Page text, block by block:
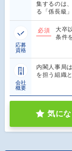
集するのは
る「係長級
応募
資格
必須
大卒
条件
会社
概要
内閣⼈事局
を担う組織
気に